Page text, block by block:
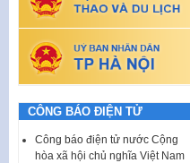
CÔNG BÁO ĐIỆN TỬ
Công báo điện tử nước Cộng
hòa xã hội chủ nghĩa Việt Nam